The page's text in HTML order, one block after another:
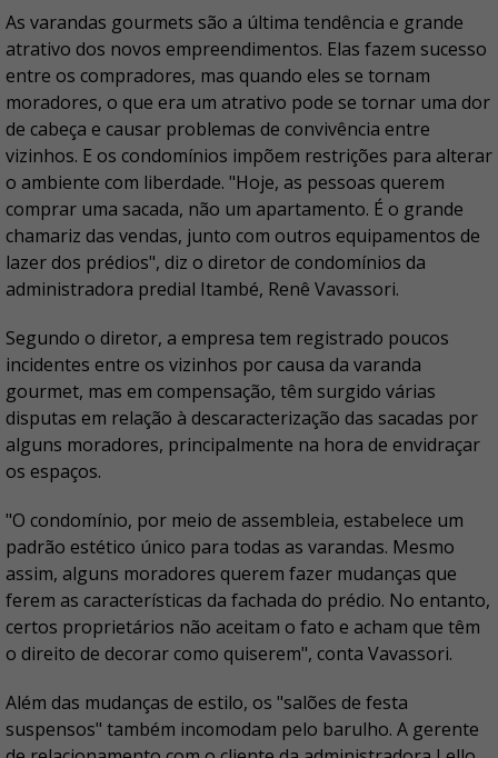
As varandas gourmets são a última tendência e grande
atrativo dos novos empreendimentos. Elas fazem sucesso
entre os compradores, mas quando eles se tornam
moradores, o que era um atrativo pode se tornar uma dor
de cabeça e causar problemas de convivência entre
vizinhos. E os condomínios impõem restrições para alterar
o ambiente com liberdade. "Hoje, as pessoas querem
comprar uma sacada, não um apartamento. É o grande
chamariz das vendas, junto com outros equipamentos de
lazer dos prédios", diz o diretor de condomínios da
administradora predial Itambé, Renê Vavassori.
Segundo o diretor, a empresa tem registrado poucos
incidentes entre os vizinhos por causa da varanda
gourmet, mas em compensação, têm surgido várias
disputas em relação à descaracterização das sacadas por
alguns moradores, principalmente na hora de envidraçar
os espaços.
"O condomínio, por meio de assembleia, estabelece um
padrão estético único para todas as varandas. Mesmo
assim, alguns moradores querem fazer mudanças que
ferem as características da fachada do prédio. No entanto,
certos proprietários não aceitam o fato e acham que têm
o direito de decorar como quiserem", conta Vavassori.
Além das mudanças de estilo, os "salões de festa
suspensos" também incomodam pelo barulho. A gerente